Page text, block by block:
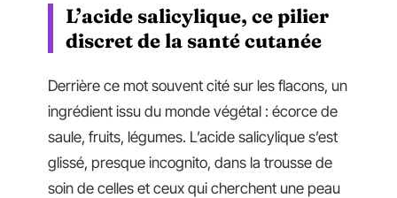
L’acide salicylique, ce pilier
discret de la santé cutanée
Derrière ce mot souvent cité sur les flacons, un
ingrédient issu du monde végétal : écorce de
saule, fruits, légumes. L’acide salicylique s’est
glissé, presque incognito, dans la trousse de
soin de celles et ceux qui cherchent une peau